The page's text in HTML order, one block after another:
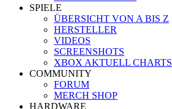
SPIELE
ÜBERSICHT VON A BIS Z
HERSTELLER
VIDEOS
SCREENSHOTS
XBOX AKTUELL CHARTS
COMMUNITY
FORUM
MERCH SHOP
HARDWARE